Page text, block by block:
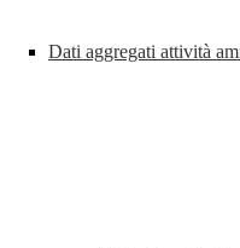
Dati aggregati attività